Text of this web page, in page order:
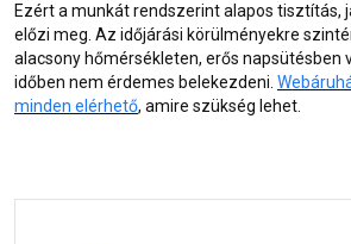
Ezért a munkát rendszerint alapos tisztítás,
előzi meg. Az időjárási körülményekre
alacsony hőmérsékleten, erős napsütésben
időben nem érdemes belekezdeni.
minden elérhető, amire szükség lehet.